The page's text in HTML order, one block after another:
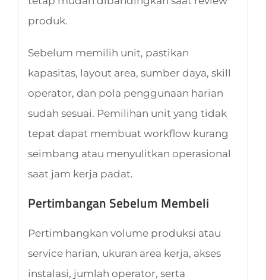
produk.
Sebelum memilih unit, pastikan
kapasitas, layout area, sumber daya, skill
operator, dan pola penggunaan harian
sudah sesuai. Pemilihan unit yang tidak
tepat dapat membuat workflow kurang
seimbang atau menyulitkan operasional
saat jam kerja padat.
Pertimbangan Sebelum Membeli
Pertimbangkan volume produksi atau
service harian, ukuran area kerja, akses
instalasi, jumlah operator, serta